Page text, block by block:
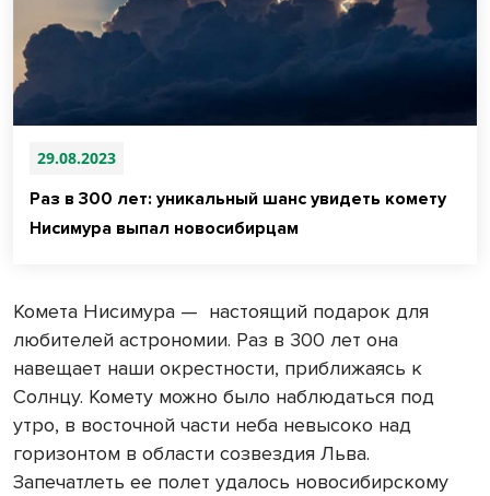
29.08.2023
Раз в 300 лет: уникальный шанс увидеть комету
Нисимура выпал новосибирцам
Комета Нисимура — настоящий подарок для
любителей астрономии. Раз в 300 лет она
навещает наши окрестности, приближаясь к
Солнцу. Комету можно было наблюдаться под
утро, в восточной части неба невысоко над
горизонтом в области созвездия Льва.
Запечатлеть ее полет удалось новосибирскому